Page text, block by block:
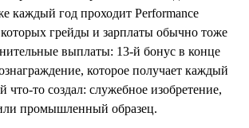
каждый год проходит Performance
грейды и зарплаты обычно тоже
выплаты: 13-й бонус в конце
которое получает каждый
что-то создал: служебное изобретение,
промышленный образец.